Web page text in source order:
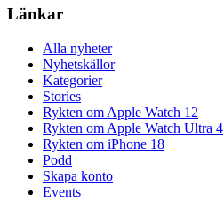
Länkar
Alla nyheter
Nyhetskällor
Kategorier
Stories
Rykten om Apple Watch 12
Rykten om Apple Watch Ultra 4
Rykten om iPhone 18
Podd
Skapa konto
Events